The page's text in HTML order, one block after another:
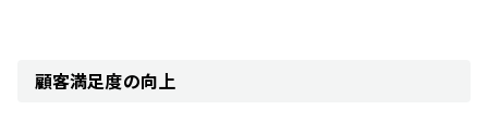
顧客満足度の向上